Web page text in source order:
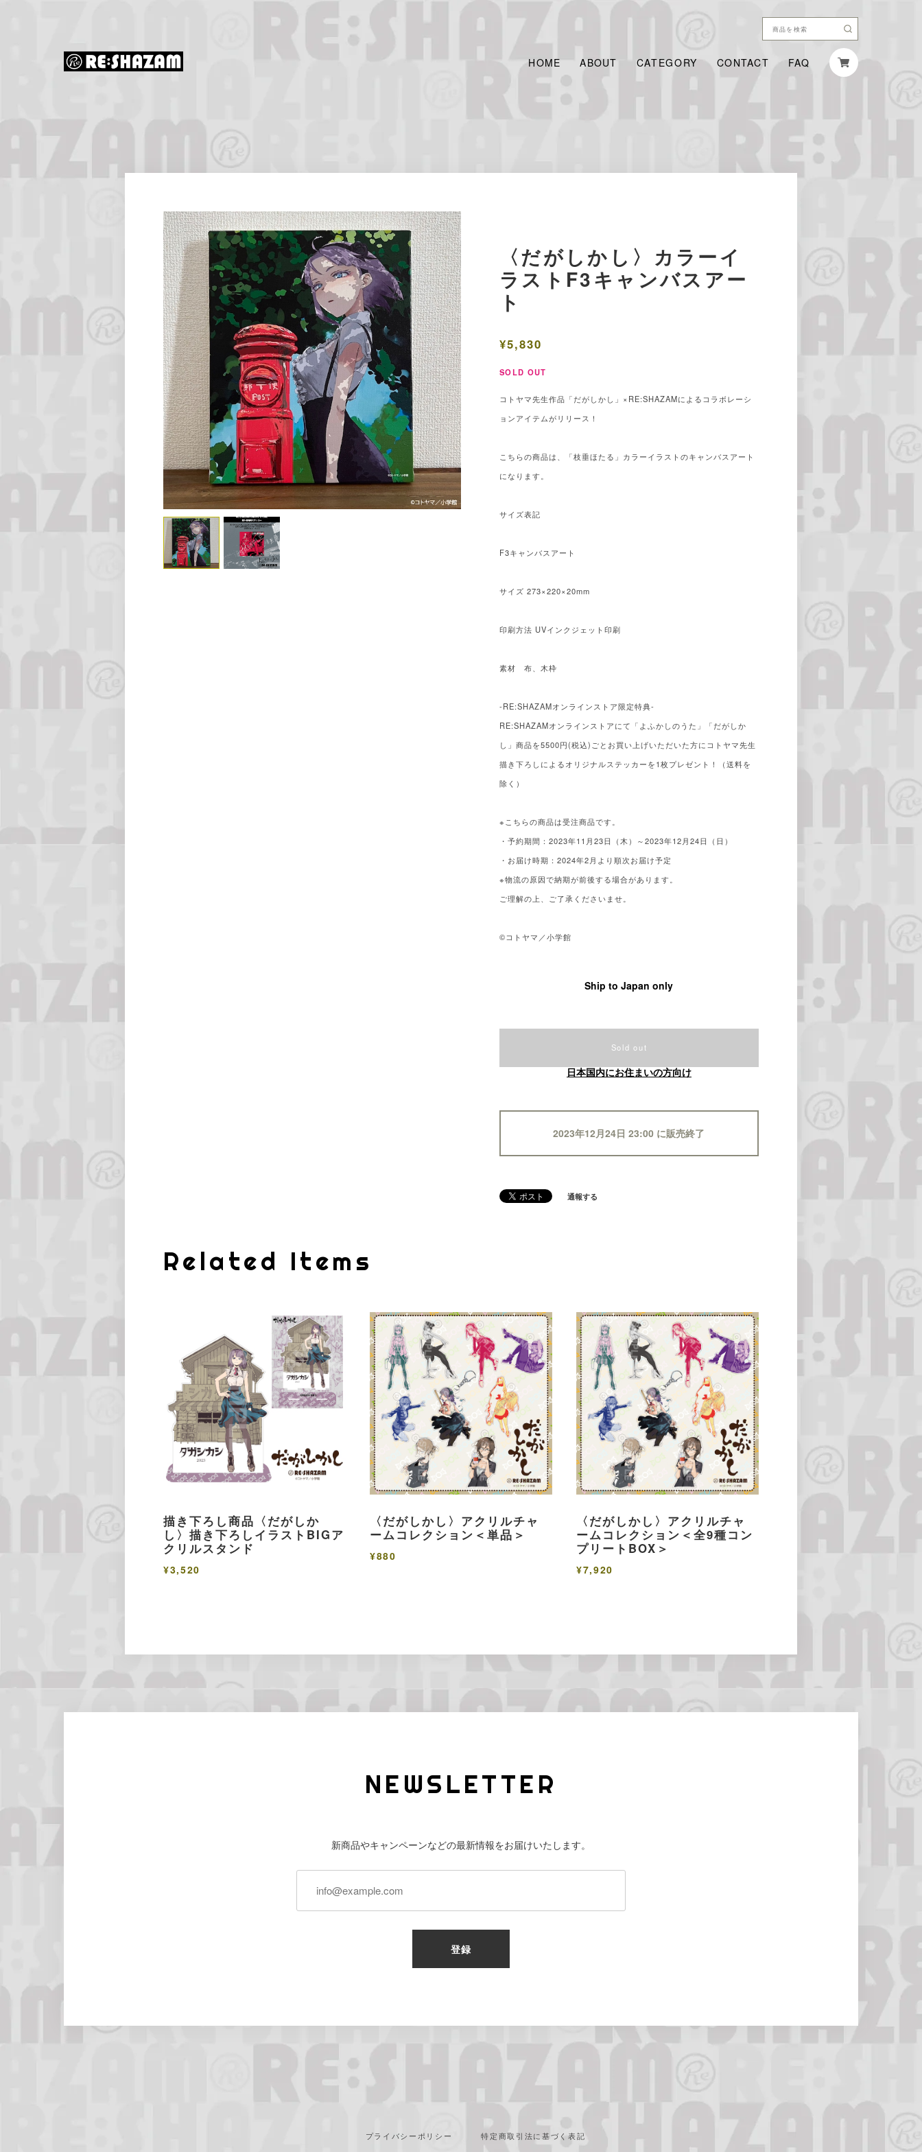
HOME ABOUT CATEGORY CONTACT FAQ
〈だがしかし〉カラーイ
ラストF3キャンバスアー
ト
¥5,830
SOLD OUT
コトヤマ先生作品「だがしかし」×RE:SHAZAMによるコラボレーシ
ョンアイテムがリリース！
こちらの商品は、「枝垂ほたる」カラーイラストのキャンバスアート
になります。
サイズ表記
F3キャンバスアート
サイズ 273×220×20mm
印刷方法 UVインクジェット印刷
素材 布、木枠
-RE:SHAZAMオンラインストア限定特典-
RE:SHAZAMオンラインストアにて「よふかしのうた」「だがしか
し」商品を5500円(税込)ごとお買い上げいただいた方にコトヤマ先生
描き下ろしによるオリジナルステッカーを1枚プレゼント！（送料を
除く）
※こちらの商品は受注商品です。
・予約期間：2023年11月23日（木）～2023年12月24日（日）
・お届け時期：2024年2月より順次お届け予定
※物流の原因で納期が前後する場合があります。
ご理解の上、ご了承くださいませ。
©コトヤマ／小学館
Ship to Japan only
Sold out
日本国内にお住まいの方向け
2023年12月24日 23:00 に販売終了
通報する
Related Items
描き下ろし商品〈だがしか
し〉描き下ろしイラストBIGア
クリルスタンド
¥3,520
〈だがしかし〉アクリルチャ
ームコレクション＜単品＞
¥880
〈だがしかし〉アクリルチャ
ームコレクション＜全9種コン
プリートBOX＞
¥7,920
NEWSLETTER
新商品やキャンペーンなどの最新情報をお届けいたします。
登録
プライバシーポリシー 特定商取引法に基づく表記